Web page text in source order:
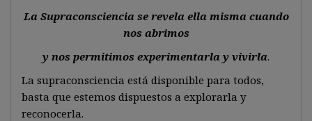
La Supraconsciencia se revela ella misma cuando
nos abrimos
y nos permitimos experimentarla y vivirla.
La supraconsciencia está disponible para todos,
basta que estemos dispuestos a explorarla y
reconocerla.